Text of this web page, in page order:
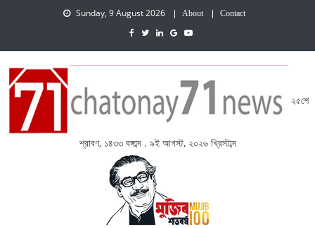
Sunday, 9 August 2026 About Contact
২৫শে
শ্রাবণ, ১৪৩৩ বঙ্গাব্দ . ৯ই আগস্ট, ২০২৬ খ্রিস্টাব্দ